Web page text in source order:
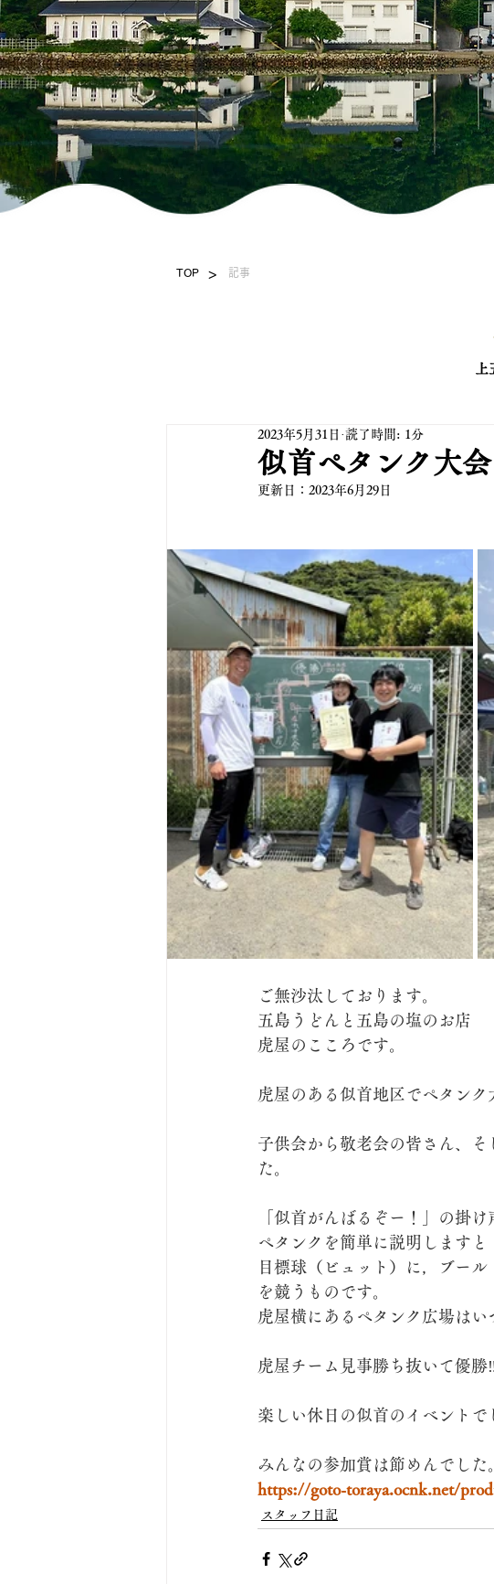
TOP > 記事
似首ペタンク大会
2023年5月31日 読了時間: 1分
更新日： 2023年6月29日
ご無沙汰しております。
五島うどんと五島の塩のお店
虎屋のこころです。
虎屋のある似首地区でペタンク
子供会から敬老会の皆さん、
た。
「似首がんばるぞー！」の掛
ペタンクを簡単に説明しますと
目標球（ビュット）に，ブー
を競うものです。
虎屋横にあるペタンク広場はい
虎屋チーム見事勝ち抜いて優勝
楽しい休日の似首のイベントで
みんなの参加賞は節めんでした
https://goto-toraya.ocnk.net/
スタッフ日記